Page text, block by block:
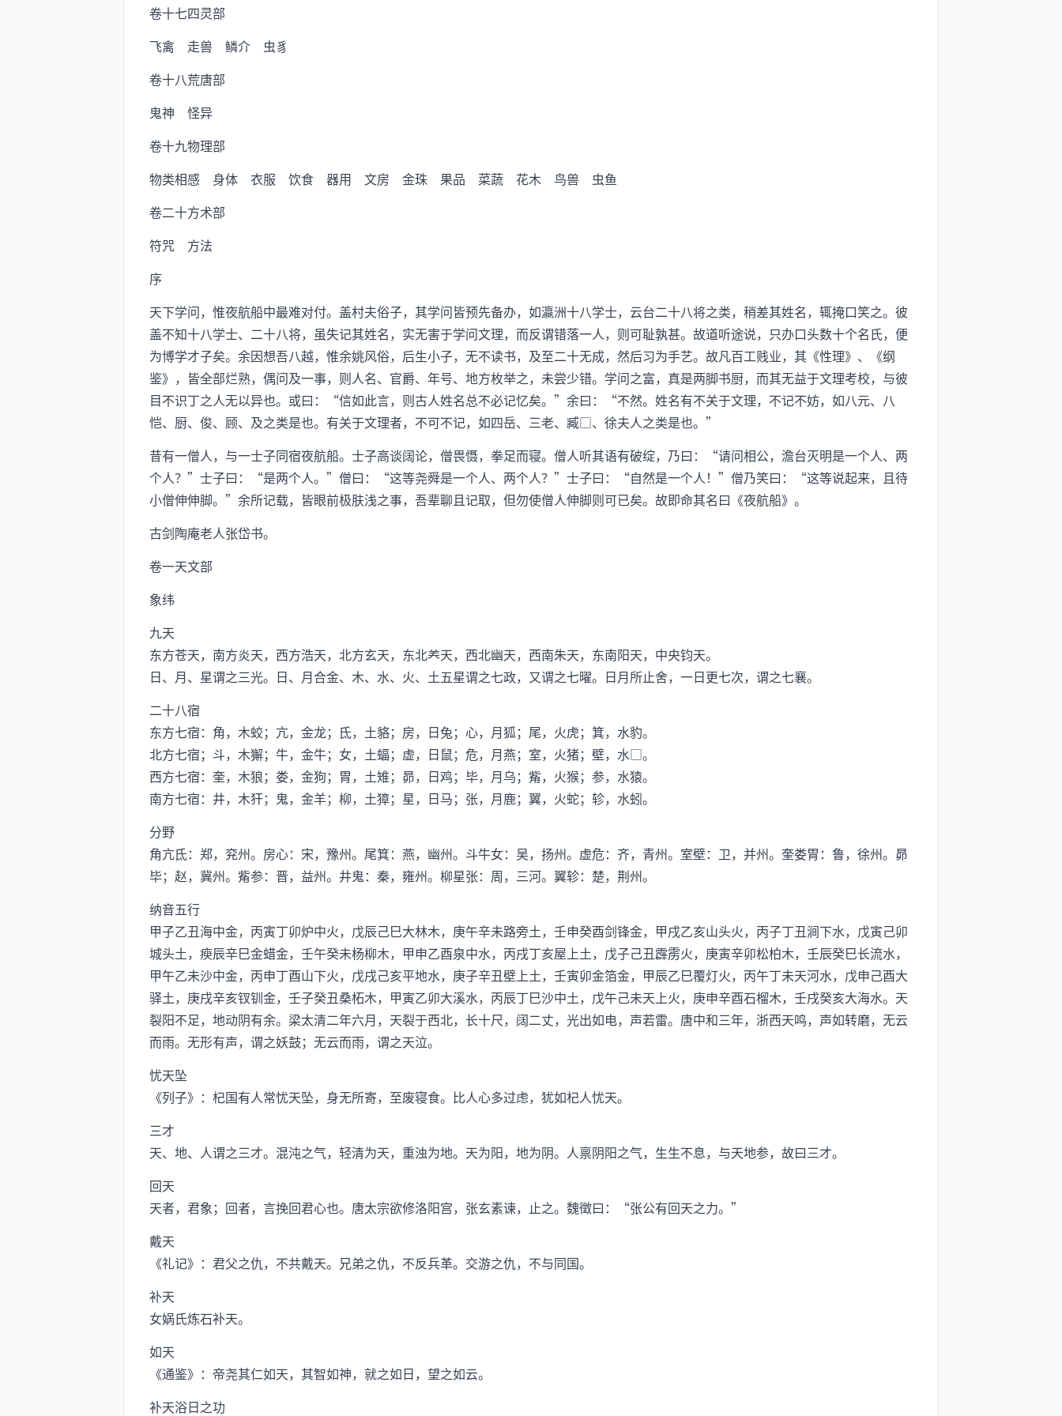
卷十七四灵部
飞禽 走兽 鳞介 虫豸
卷十八荒唐部
鬼神 怪异
卷十九物理部
物类相感 身体 衣服 饮食 器用 文房 金珠 果品 菜蔬 花木 鸟兽 虫鱼
卷二十方术部
符咒 方法
序
天下学问，惟夜航船中最难对付。盖村夫俗子，其学问皆预先备办，如瀛洲十八学士，云台二十八将之类，稍差其姓名，辄掩口笑之。彼
盖不知十八学士、二十八将，虽失记其姓名，实无害于学问文理，而反谓错落一人，则可耻孰甚。故道听途说，只办口头数十个名氏，便
为博学才子矣。余因想吾八越，惟余姚风俗，后生小子，无不读书，及至二十无成，然后习为手艺。故凡百工贱业，其《性理》、《纲
鉴》，皆全部烂熟，偶问及一事，则人名、官爵、年号、地方枚举之，未尝少错。学问之富，真是两脚书厨，而其无益于文理考校，与彼
目不识丁之人无以异也。或曰：“信如此言，则古人姓名总不必记忆矣。”余曰：“不然。姓名有不关于文理，不记不妨，如八元、八
恺、厨、俊、顾、及之类是也。有关于文理者，不可不记，如四岳、三老、臧□、徐夫人之类是也。”
昔有一僧人，与一士子同宿夜航船。士子高谈阔论，僧畏慑，拳足而寝。僧人听其语有破绽，乃曰：“请问相公，澹台灭明是一个人、两
个人？”士子曰：“是两个人。”僧曰：“这等尧舜是一个人、两个人？”士子曰：“自然是一个人！”僧乃笑曰：“这等说起来，且待
小僧伸伸脚。”余所记载，皆眼前极肤浅之事，吾辈聊且记取，但勿使僧人伸脚则可已矣。故即命其名曰《夜航船》。
古剑陶庵老人张岱书。
卷一天文部
象纬
九天
东方苍天，南方炎天，西方浩天，北方玄天，东北天，西北幽天，西南朱天，东南阳天，中央钧天。
日、月、星谓之三光。日、月合金、木、水、火、土五星谓之七政，又谓之七曜。日月所止舍，一日更七次，谓之七襄。
二十八宿
东方七宿：角，木蛟；亢，金龙；氐，土貉；房，日兔；心，月狐；尾，火虎；箕，水豹。
北方七宿；斗，木獬；牛，金牛；女，土蝠；虚，日鼠；危，月燕；室，火猪；壁，水□。
西方七宿：奎，木狼；娄，金狗；胃，土雉；昴，日鸡；毕，月乌；觜，火猴；参，水猿。
南方七宿：井，木犴；鬼，金羊；柳，土獐；星，日马；张，月鹿；翼，火蛇；轸，水蚓。
分野
角亢氐：郑，兖州。房心：宋，豫州。尾箕：燕，幽州。斗牛女：吴，扬州。虚危：齐，青州。室壁：卫，并州。奎娄胃：鲁，徐州。昴
毕；赵，冀州。觜参：晋，益州。井鬼：秦，雍州。柳星张：周，三河。翼轸：楚，荆州。
纳音五行
甲子乙丑海中金，丙寅丁卯炉中火，戊辰己巳大林木，庚午辛未路旁土，壬申癸酉剑锋金，甲戌乙亥山头火，丙子丁丑涧下水，戊寅己卯
城头土，瘐辰辛巳金蜡金，壬午癸未杨柳木，甲申乙酉泉中水，丙戌丁亥屋上土，戊子己丑霹雳火，庚寅辛卯松柏木，壬辰癸巳长流水，
甲午乙未沙中金，丙申丁酉山下火，戊戌己亥平地水，庚子辛丑壁上土，壬寅卯金箔金，甲辰乙巳覆灯火，丙午丁未天河水，戊申己酉大
驿土，庚戌辛亥钗钏金，壬子癸丑桑柘木，甲寅乙卯大溪水，丙辰丁巳沙中土，戊午己未天上火，庚申辛酉石榴木，壬戌癸亥大海水。天
裂阳不足，地动阴有余。梁太清二年六月，天裂于西北，长十尺，阔二丈，光出如电，声若雷。唐中和三年，浙西天鸣，声如转磨，无云
而雨。无形有声，谓之妖鼓；无云而雨，谓之天泣。
忧天坠
《列子》：杞国有人常忧天坠，身无所寄，至废寝食。比人心多过虑，犹如杞人忧天。
三才
天、地、人谓之三才。混沌之气，轻清为天，重浊为地。天为阳，地为阴。人禀阴阳之气，生生不息，与天地参，故曰三才。
回天
天者，君象；回者，言挽回君心也。唐太宗欲修洛阳宫，张玄素谏，止之。魏徵曰：“张公有回天之力。”
戴天
《礼记》：君父之仇，不共戴天。兄弟之仇，不反兵革。交游之仇，不与同国。
补天
女娲氏炼石补天。
如天
《通鉴》：帝尧其仁如天，其智如神，就之如日，望之如云。
补天浴日之功